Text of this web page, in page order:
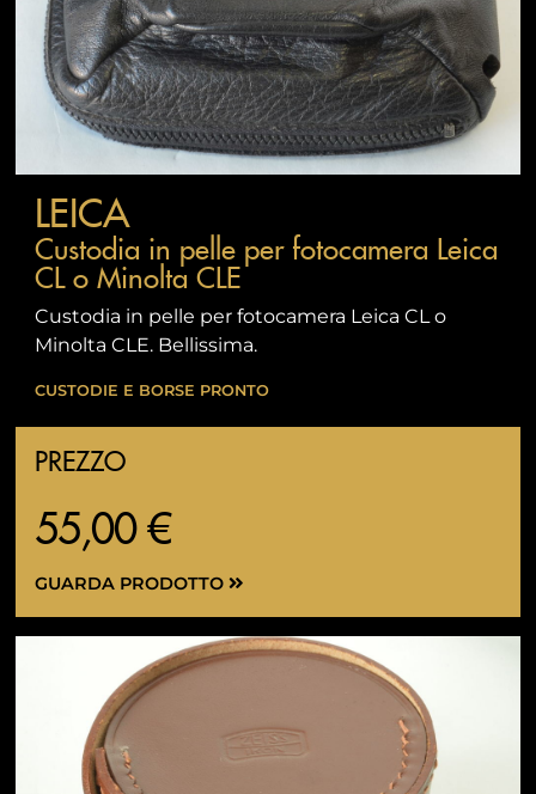
LEICA
Custodia in pelle per fotocamera Leica
CL o Minolta CLE
Custodia in pelle per fotocamera Leica CL o
Minolta CLE. Bellissima.
CUSTODIE E BORSE PRONTO
PREZZO
55,00 €
GUARDA PRODOTTO